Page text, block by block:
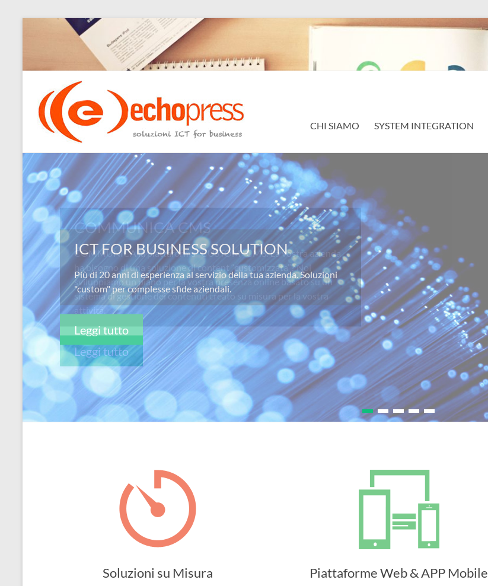
Echopress
s.r.l.
soluzioni
ICT
for
business
Ingegneri
per
passione
CHI SIAMO SYSTEM INTEGRATION
COMMUNICA CMS
COMMUNICA la piattaforma “CUSTOM” CMS: La vostra azienda
ha bisogno di una soluzione di content “customizzata”? Noi
sviluppiamo un piano per la vostra presenza online basato su un
sistema di gestione dei contenuti creato su misura per la vostra
attivitá.
Leggi tutto
Soluzioni su Misura Piattaforme Web & APP Mobile